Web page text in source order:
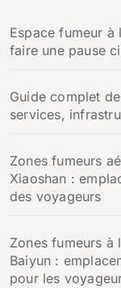
e
r
Espace fumeur
faire une pause
Guide complet
services,
Zones fumeurs
Xiaoshan :
des voyageurs
Zones fumeurs
Baiyun :
pour les